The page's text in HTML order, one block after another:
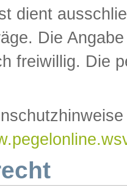
dient
Die
freiwillig. Die